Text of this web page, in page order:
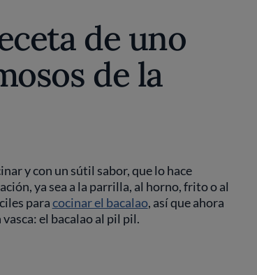
de uno
de la
y con un sútil sabor, que lo hace
ya sea a la parrilla, al horno, frito o al
paracocinar el bacalao, así que ahora
el bacalao al pil pil.